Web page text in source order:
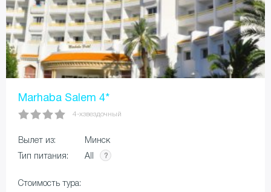
Marhaba Salem 4*
4-хзвездочный
Вылет из:
Минск
Тип питания:
All
Стоимость тура: